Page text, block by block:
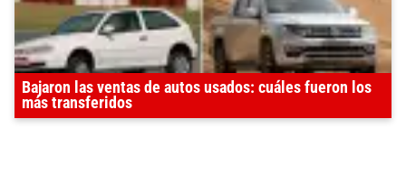
Bajaron las ventas de autos usados: cuáles fueron los
más transferidos